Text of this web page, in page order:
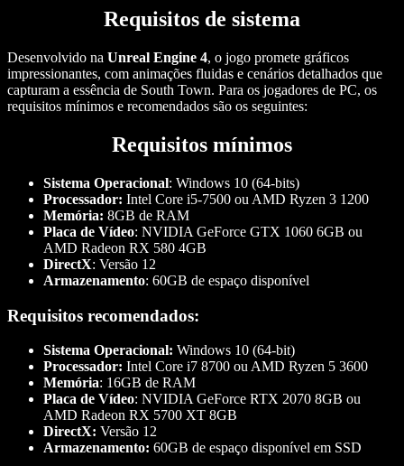
Requisitos de sistema
Desenvolvido na Unreal Engine 4, o jogo promete gráficos
impressionantes, com animações fluidas e cenários detalhados que
capturam a essência de South Town. Para os jogadores de PC, os
requisitos mínimos e recomendados são os seguintes:
Requisitos mínimos
Sistema Operacional: Windows 10 (64-bits)
Processador: Intel Core i5-7500 ou AMD Ryzen 3 1200
Memória: 8GB de RAM
Placa de Vídeo: NVIDIA GeForce GTX 1060 6GB ou
AMD Radeon RX 580 4GB
DirectX: Versão 12
Armazenamento: 60GB de espaço disponível
Requisitos recomendados:
Sistema Operacional: Windows 10 (64-bit)
Processador: Intel Core i7 8700 ou AMD Ryzen 5 3600
Memória: 16GB de RAM
Placa de Vídeo: NVIDIA GeForce RTX 2070 8GB ou
AMD Radeon RX 5700 XT 8GB
DirectX: Versão 12
Armazenamento: 60GB de espaço disponível em SSD